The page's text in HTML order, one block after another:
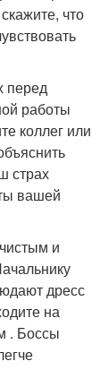
что
перед
работы
коллег или
страх
вашей
и
дресс
на
. Боссы